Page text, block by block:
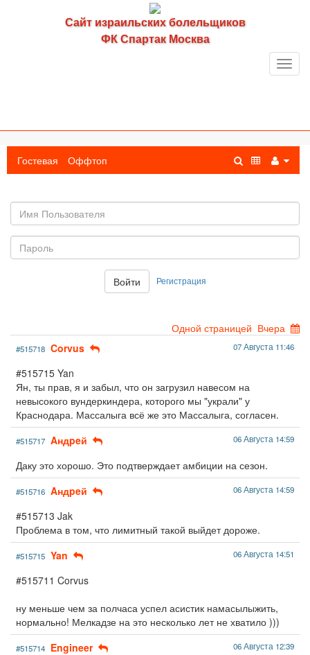
Сайт израильских болельщиков
ФК Спартак Москва
Гостевая Оффтоп
пользователя
Войти Регистрация
Одной страницей Вчера
#515718 Corvus 07 Августа 11:46
#515715 Yan
Ян, ты прав, я и забыл, что он загрузил навесом на
невысокого вундеркиндера, которого мы "украли" у
Краснодара. Массалыга всё же это Массалыга, согласен.
#515717 Aндpeй 06 Августа 14:59
Даку это хорошо. Это подтверждает амбиции на сезон.
#515716 Aндpeй 06 Августа 14:59
#515713 Jak
Проблема в том, что лимитный такой выйдет дороже.
#515715 Yan 06 Августа 14:51
#515711 Corvus
ну меньше чем за полчаса успел асистик намасылыжить,
нормально! Мелкадзе на это несколько лет не хватило )))
#515714 Engineer 06 Августа 12:39